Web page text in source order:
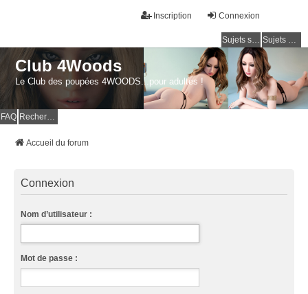
Connexion
Inscription
Sujets sans réponse Sujets actifs
Club 4Woods
Le Club des poupées 4WOODS...pour adultes !
FAQ
Accueil du forum
Connexion
Nom d’utilisateur :
Mot de passe :